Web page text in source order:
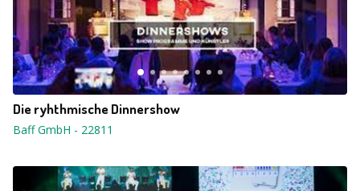
Die ryhthmische Dinnershow
Baff GmbH - 22811